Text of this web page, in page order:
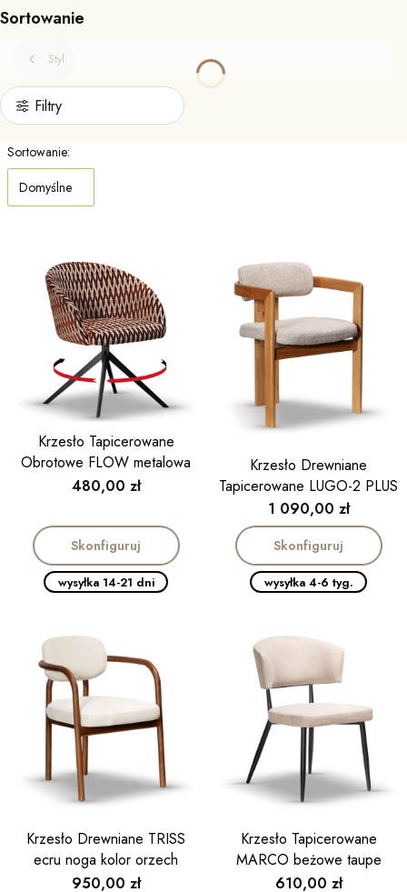
Sortowanie
Styl
Filtry
Lista produktów
Sortowanie:
Domyślne
Krzesło Tapicerowane
Obrotowe FLOW metalowa
obrotnica slim
Cena
480,00 zł
Skonfiguruj
wysyłka 14-21 dni
Krzesło Drewniane
Tapicerowane LUGO-2 PLUS
Cena
1 090,00 zł
Skonfiguruj
wysyłka 4-6 tyg.
Krzesło Drewniane TRISS
ecru noga kolor orzech
Cena
950,00 zł
Krzesło Tapicerowane
MARCO beżowe taupe
Cena
610,00 zł